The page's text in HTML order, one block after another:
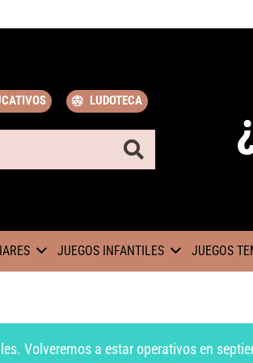
LUDOTECA
JUEGOS INFANTILES JUEGOS
Volveremos a estar operativos en